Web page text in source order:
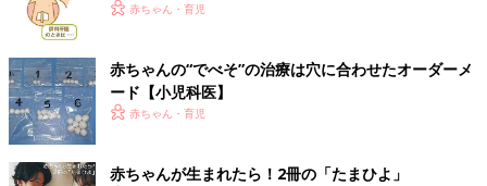
赤ちゃん・育児
赤ちゃんの“でべそ”の治療は穴に合わせたオーダーメ
ード【小児科医】
赤ちゃん・育児
赤ちゃんが生まれたら！2冊の「たまひよ」